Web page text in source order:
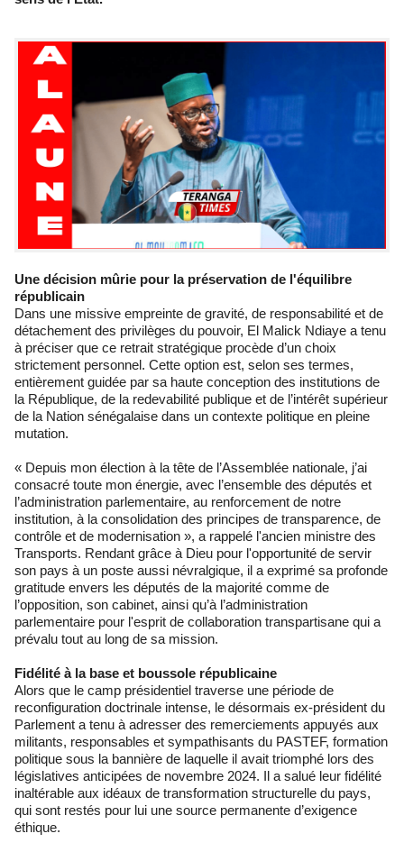
Une décision mûrie pour la préservation de l'équilibre
républicain
Dans une missive empreinte de gravité, de responsabilité et de
détachement des privilèges du pouvoir, El Malick Ndiaye a tenu
à préciser que ce retrait stratégique procède d’un choix
strictement personnel. Cette option est, selon ses termes,
entièrement guidée par sa haute conception des institutions de
la République, de la redevabilité publique et de l’intérêt supérieur
de la Nation sénégalaise dans un contexte politique en pleine
mutation.
« Depuis mon élection à la tête de l’Assemblée nationale, j’ai
consacré toute mon énergie, avec l’ensemble des députés et
l’administration parlementaire, au renforcement de notre
institution, à la consolidation des principes de transparence, de
contrôle et de modernisation », a rappelé l'ancien ministre des
Transports. Rendant grâce à Dieu pour l'opportunité de servir
son pays à un poste aussi névralgique, il a exprimé sa profonde
gratitude envers les députés de la majorité comme de
l’opposition, son cabinet, ainsi qu’à l’administration
parlementaire pour l'esprit de collaboration transpartisane qui a
prévalu tout au long de sa mission.
Fidélité à la base et boussole républicaine
Alors que le camp présidentiel traverse une période de
reconfiguration doctrinale intense, le désormais ex-président du
Parlement a tenu à adresser des remerciements appuyés aux
militants, responsables et sympathisants du PASTEF, formation
politique sous la bannière de laquelle il avait triomphé lors des
législatives anticipées de novembre 2024. Il a salué leur fidélité
inaltérable aux idéaux de transformation structurelle du pays,
qui sont restés pour lui une source permanente d’exigence
éthique.